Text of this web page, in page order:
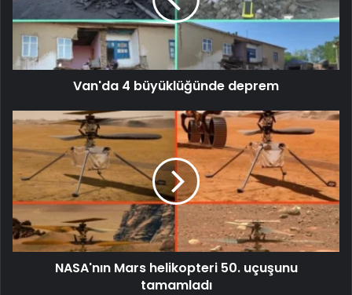
Van'da 4 büyüklüğünde deprem
NASA'nın Mars helikopteri 50. uçuşunu
tamamladı